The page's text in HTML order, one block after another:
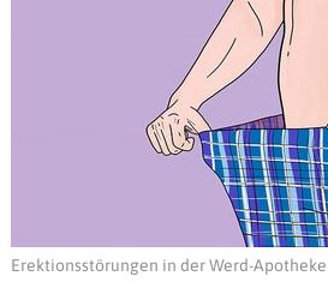
Erektionsstörungen in der Werd-